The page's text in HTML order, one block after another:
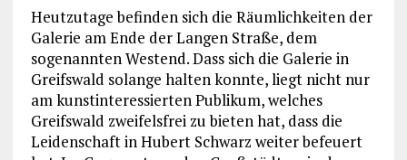
Heutzutage befinden sich die Räumlichkeiten der
Galerie am Ende der Langen Straße, dem
sogenannten Westend. Dass sich die Galerie in
Greifswald solange halten konnte, liegt nicht nur
am kunstinteressierten Publikum, welches
Greifswald zweifelsfrei zu bieten hat, dass die
Leidenschaft in Hubert Schwarz weiter befeuert